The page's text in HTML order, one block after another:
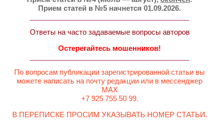
Прием статей в №5 начнется 01.09.2026.
Ответы на часто задаваемые вопросы авторов
Остерегайтесь мошенников!
По вопросам публикации зарегистрированной статьи вы
можете написать на почту редакции или в мессенджер
MAX
+7 925 755 50 99.
В ПЕРЕПИСКЕ ПРОСИМ УКАЗЫВАТЬ НОМЕР СТАТЬИ.